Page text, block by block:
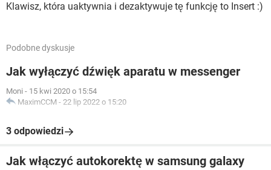
Klawisz, która uaktywnia i dezaktywuje tę funkcję to Insert :)
Podobne dyskusje
Jak wyłączyć dźwięk aparatu w messenger
Moni - 15 kwi 2020 o 15:54
MaximCCM - 22 lip 2022 o 15:20
3 odpowiedzi
Jak włączyć autokorektę w samsung galaxy